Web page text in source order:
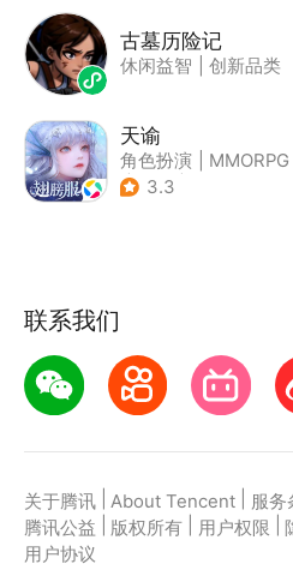
古墓历险记
休闲益智 创新品类
天谕
角色扮演
MMORPG
| 奇幻
3.3
联系我们
关于腾讯 About Tencent 服务
腾讯公益
版权所有 用户权限
用户协议